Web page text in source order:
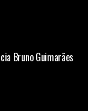
Bruno Guimarães